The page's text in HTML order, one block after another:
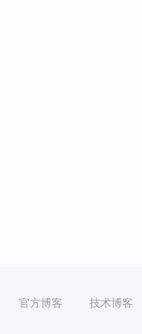
官方博客 技术博客